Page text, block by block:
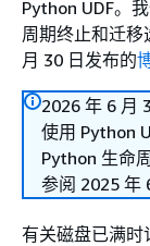
Python UDF。
周期终止和迁
月 30 日发布的
2026 年 6 月
使用 Python
Python 生命
参阅 2025 年
有关磁盘已满时